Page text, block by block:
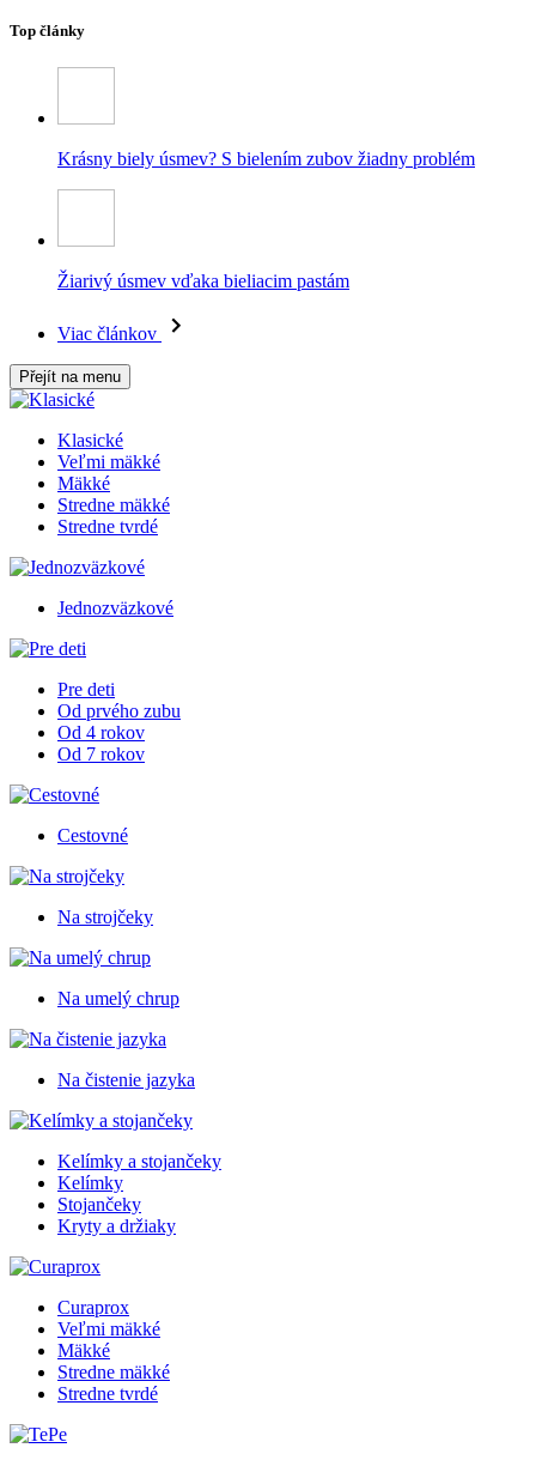
Top články
Krásny biely úsmev? S bielením zubov žiadny problém
Žiarivý úsmev vďaka bieliacim pastám
Viac článkov
Přejít na menu
Klasické
Veľmi mäkké
Mäkké
Stredne mäkké
Stredne tvrdé
Jednozväzkové
Pre deti
Od prvého zubu
Od 4 rokov
Od 7 rokov
Cestovné
Na strojčeky
Na umelý chrup
Na čistenie jazyka
Kelímky a stojančeky
Kelímky
Stojančeky
Kryty a držiaky
Curaprox
Veľmi mäkké
Mäkké
Stredne mäkké
Stredne tvrdé